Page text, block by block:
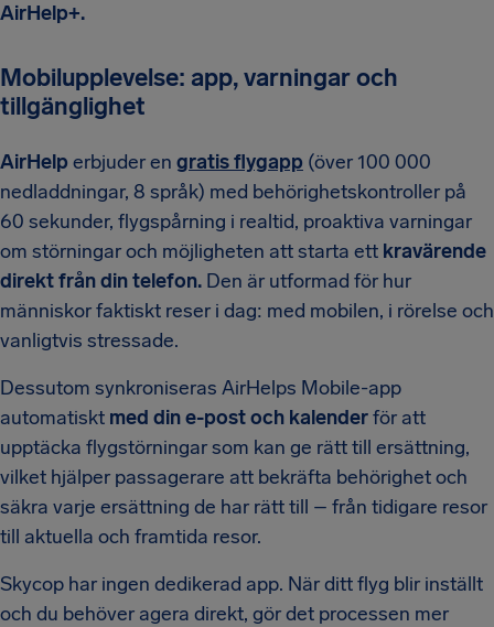
AirHelp+.
Mobilupplevelse: app, varningar och
tillgänglighet
AirHelp erbjuder en gratis flygapp (över 100 000
nedladdningar, 8 språk) med behörighetskontroller på
60 sekunder, flygspårning i realtid, proaktiva varningar
om störningar och möjligheten att starta ett kravärende
direkt från din telefon. Den är utformad för hur
människor faktiskt reser i dag: med mobilen, i rörelse och
vanligtvis stressade.
Dessutom synkroniseras AirHelps Mobile-app
automatiskt med din e-post och kalenderför att
upptäcka flygstörningar som kan ge rätt till ersättning,
vilket hjälper passagerare att bekräfta behörighet och
säkra varje ersättning de har rätt till – från tidigare resor
till aktuella och framtida resor.
Skycop har ingen dedikerad app. När ditt flyg blir inställt
och du behöver agera direkt, gör det processen mer